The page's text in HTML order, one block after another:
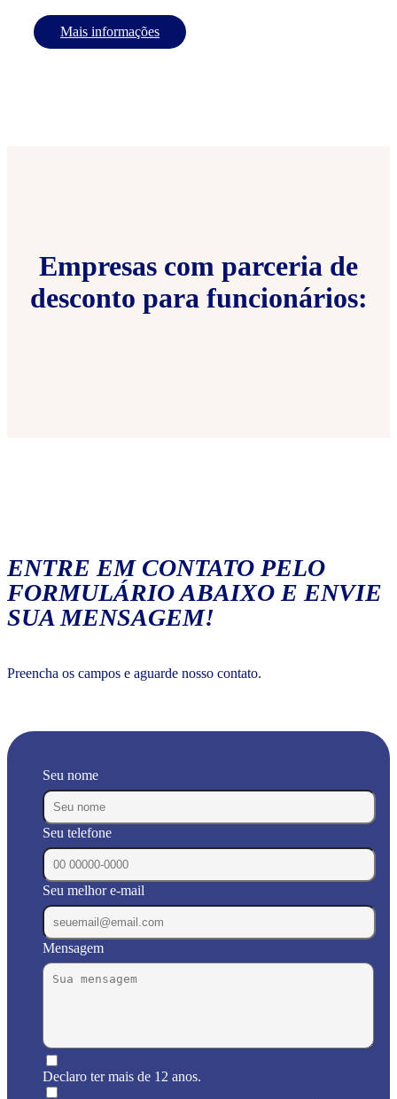
Mais informações
Empresas com parceria de
desconto para funcionários:
ENTRE EM CONTATO PELO
FORMULÁRIO ABAIXO E ENVIE
SUA MENSAGEM!
Preencha os campos e aguarde nosso contato.
Seu nome
Seu telefone
Seu melhor e-mail
Mensagem
Declaro ter mais de 12 anos.